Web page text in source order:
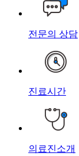
전문의 상담
진료시간
의료진소개